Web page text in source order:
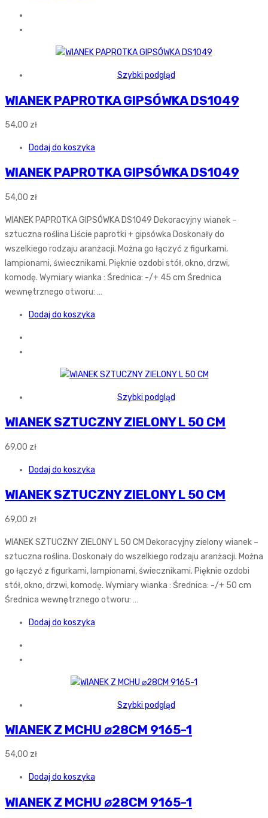
Szybki podgląd
WIANEK PAPROTKA GIPSÓWKA DS1049
54,00 zł
Dodaj do koszyka
WIANEK PAPROTKA GIPSÓWKA DS1049
54,00 zł
WIANEK PAPROTKA GIPSÓWKA DS1049 Dekoracyjny wianek –
sztuczna roślina Liście paprotki + gipsówka Doskonały do
wszelkiego rodzaju aranżacji. Można go łączyć z figurkami,
lampionami, świecznikami. Pięknie ozdobi stół, okno, drzwi,
komodę. Wymiary wianka : Średnica: -/+ 45 cm Średnica
wewnętrznego otworu: …
Dodaj do koszyka
Szybki podgląd
WIANEK SZTUCZNY ZIELONY L 50 CM
69,00 zł
Dodaj do koszyka
WIANEK SZTUCZNY ZIELONY L 50 CM
69,00 zł
WIANEK SZTUCZNY ZIELONY L 50 CM Dekoracyjny zielony wianek –
sztuczna roślina. Doskonały do wszelkiego rodzaju aranżacji. Można
go łączyć z figurkami, lampionami, świecznikami. Pięknie ozdobi
stół, okno, drzwi, komodę. Wymiary wianka : Średnica: -/+ 50 cm
Średnica wewnętrznego otworu: …
Dodaj do koszyka
Szybki podgląd
WIANEK Z MCHU ⌀28CM 9165-1
54,00 zł
Dodaj do koszyka
WIANEK Z MCHU ⌀28CM 9165-1